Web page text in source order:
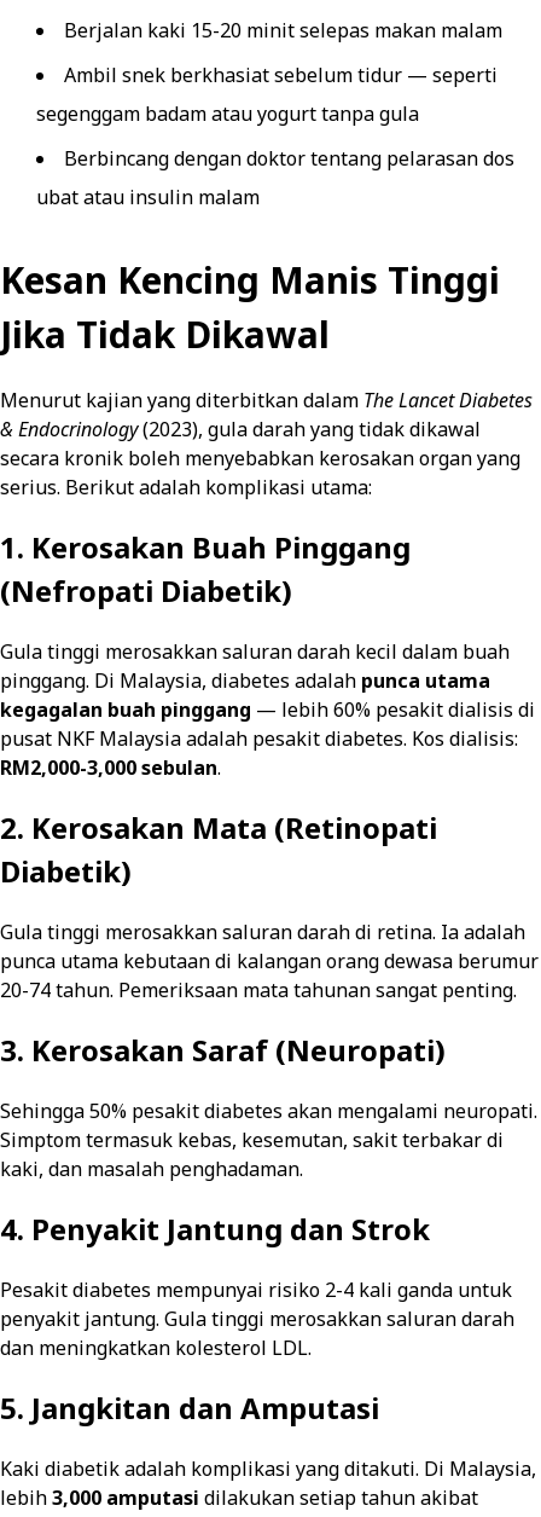
Berjalan kaki 15-20 minit selepas makan malam
Ambil snek berkhasiat sebelum tidur — seperti
segenggam badam atau yogurt tanpa gula
Berbincang dengan doktor tentang pelarasan dos
ubat atau insulin malam
Kesan Kencing Manis Tinggi
Jika Tidak Dikawal
Menurut kajian yang diterbitkan dalam The Lancet Diabetes
& Endocrinology(2023), gula darah yang tidak dikawal
secara kronik boleh menyebabkan kerosakan organ yang
serius. Berikut adalah komplikasi utama:
1. Kerosakan Buah Pinggang
(Nefropati Diabetik)
Gula tinggi merosakkan saluran darah kecil dalam buah
pinggang. Di Malaysia, diabetes adalah punca utama
kegagalan buah pinggang — lebih 60% pesakit dialisis di
pusat NKF Malaysia adalah pesakit diabetes. Kos dialisis:
RM2,000-3,000 sebulan.
2. Kerosakan Mata (Retinopati
Diabetik)
Gula tinggi merosakkan saluran darah di retina. Ia adalah
punca utama kebutaan di kalangan orang dewasa berumur
20-74 tahun. Pemeriksaan mata tahunan sangat penting.
3. Kerosakan Saraf (Neuropati)
Sehingga 50% pesakit diabetes akan mengalami neuropati.
Simptom termasuk kebas, kesemutan, sakit terbakar di
kaki, dan masalah penghadaman.
4. Penyakit Jantung dan Strok
Pesakit diabetes mempunyai risiko 2-4 kali ganda untuk
penyakit jantung. Gula tinggi merosakkan saluran darah
dan meningkatkan kolesterol LDL.
5. Jangkitan dan Amputasi
Kaki diabetik adalah komplikasi yang ditakuti. Di Malaysia,
lebih3,000 amputasi dilakukan setiap tahun akibat